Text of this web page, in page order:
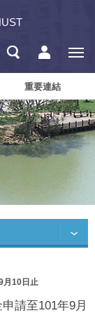
重要連結
月10日止
請至101年9月